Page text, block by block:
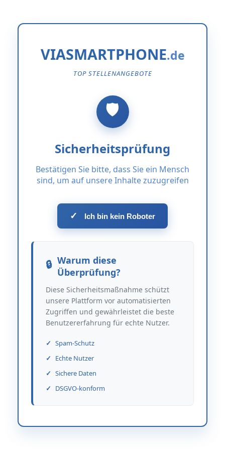
VIASMARTPHONE
TOP STELLENANGEBOTE
Sicherheitsprüfung
Bestätigen Sie bitte, dass Sie ein Mensch
sind, um auf unsere Inhalte zuzugreifen
✓ Ich bin kein Roboter
Warum diese
Überprüfung?
Diese Sicherheitsmaßnahme schützt
unsere Plattform vor automatisierten
Zugriffen und gewährleistet die beste
Benutzererfahrung für echte Nutzer.
Spam-Schutz
Echte Nutzer
Sichere Daten
DSGVO-konform